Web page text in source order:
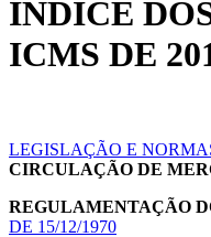
ÍNDICE
ICMS DE
LEGISLAÇÃO E
CIRCULAÇÃO DE
REGULAMENTAÇÃO
DE 15/12/1970